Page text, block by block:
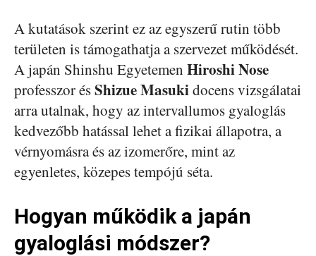
A kutatások szerint ez az egyszerű rutin több
területen is támogathatja a szervezet működését.
A japán Shinshu Egyetemen Hiroshi Nose
professzor ésShizue Masukidocens vizsgálatai
arra utalnak, hogy az intervallumos gyaloglás
kedvezőbb hatással lehet a fizikai állapotra, a
vérnyomásra és az izomerőre, mint az
egyenletes, közepes tempójú séta.
Hogyan működik a japán
gyaloglási módszer?